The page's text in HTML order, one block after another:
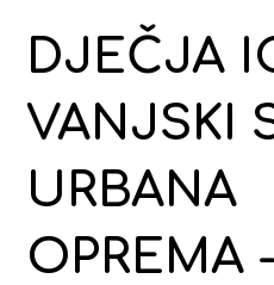
DJEČJA
VANJSKI
URBANA
OPREMA